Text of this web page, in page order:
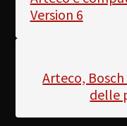
Version 6
Arteco,
delle